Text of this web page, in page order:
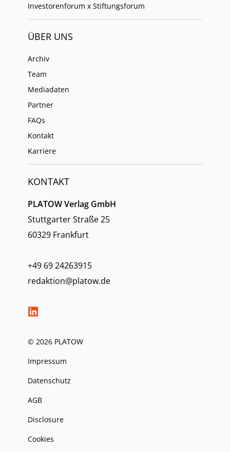
Investorenforum x Stiftungsforum
ÜBER UNS
Archiv
Team
Mediadaten
Partner
FAQs
Kontakt
Karriere
KONTAKT
PLATOW Verlag GmbH
Stuttgarter Straße 25
60329 Frankfurt
+49 69 24263915
redaktion@platow.de
© 2026 PLATOW
Impressum
Datenschutz
AGB
Disclosure
Cookies